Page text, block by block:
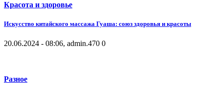
Красота и здоровье
Искусство китайского массажа Гуаша: союз здоровья и красоты
20.06.2024 - 08:06, admin.470 0
Разное